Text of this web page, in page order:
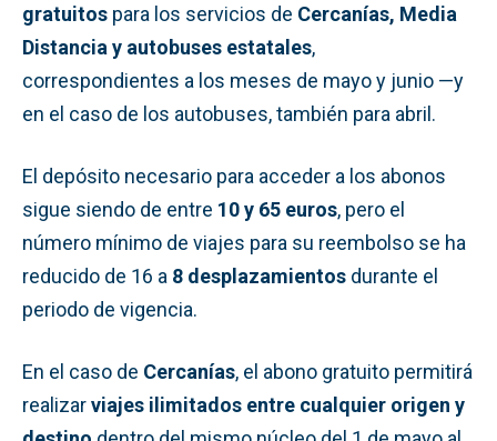
gratuitos para los servicios de Cercanías, Media
Distancia y autobuses estatales,
correspondientes a los meses de mayo y junio —y
en el caso de los autobuses, también para abril.
El depósito necesario para acceder a los abonos
sigue siendo de entre 10 y 65 euros, pero el
número mínimo de viajes para su reembolso se ha
reducido de 16 a 8 desplazamientos durante el
periodo de vigencia.
En el caso de Cercanías, el abono gratuito permitirá
realizarviajes ilimitados entre cualquier origen y